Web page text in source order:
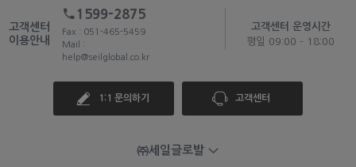
고객센터
이용안내
1599-2875
Fax : 051-465-5459
Mail :
help@seilglobal.co.kr
고객센터 운영시간
평일 09:00 - 18:00
1:1 문의하기 고객센터
㈜세일글로발